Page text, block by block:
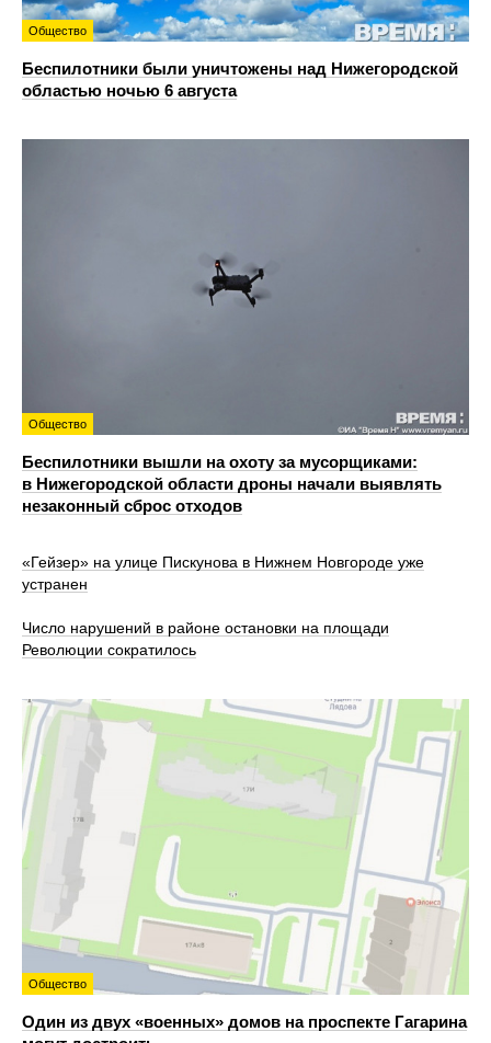
Общество
Беспилотники были уничтожены над Нижегородской
областью ночью 6 августа
Общество
Беспилотники вышли на охоту за мусорщиками:
в Нижегородской области дроны начали выявлять
незаконный сброс отходов
«Гейзер» на улице Пискунова в Нижнем Новгороде уже
устранен
Число нарушений в районе остановки на площади
Революции сократилось
Общество
Один из двух «военных» домов на проспекте Гагарина